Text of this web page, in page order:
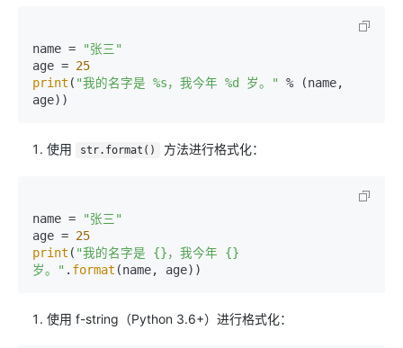
name =
"张三"
age = 25
print ( "我的名字是 %s，我今年 %d 岁。"
% (name,
使用 str.format() 方法进行格式化：
name =
"张三"
age = 25
print ( "我的名字是 {}，我今年 {}
岁。" . format
使用 f-string（Python 3.6+）进行格式化：